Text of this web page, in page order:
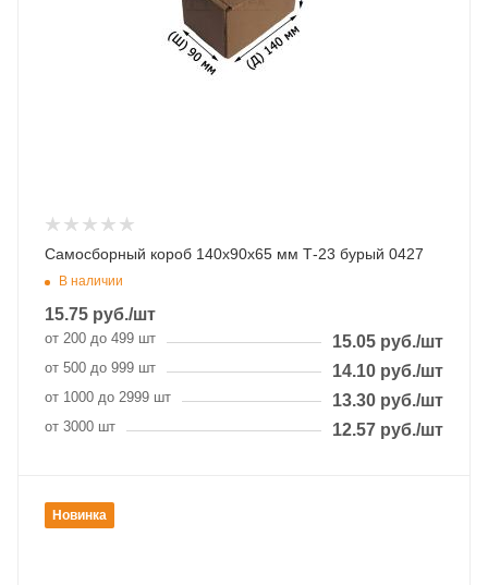
Самосборный короб 140х90х65 мм Т-23 бурый 0427
В наличии
15.75 руб./шт
от 200 до 499 шт 15.05 руб./шт
от 500 до 999 шт 14.10 руб./шт
от 1000 до 2999 шт 13.30 руб./шт
от 3000 шт 12.57 руб./шт
Новинка